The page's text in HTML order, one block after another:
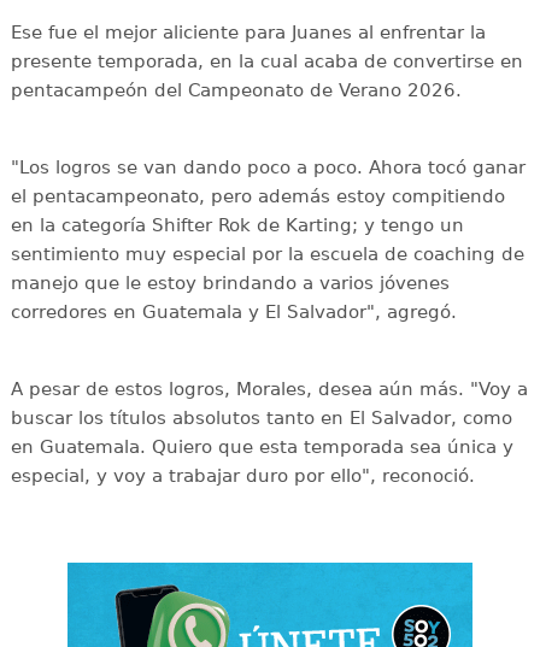
Ese fue el mejor aliciente para Juanes al enfrentar la
presente temporada, en la cual acaba de convertirse en
pentacampeón del Campeonato de Verano 2026.
"Los logros se van dando poco a poco. Ahora tocó ganar
el pentacampeonato, pero además estoy compitiendo
en la categoría Shifter Rok de Karting; y tengo un
sentimiento muy especial por la escuela de coaching de
manejo que le estoy brindando a varios jóvenes
corredores en Guatemala y El Salvador", agregó.
A pesar de estos logros, Morales, desea aún más. "Voy a
buscar los títulos absolutos tanto en El Salvador, como
en Guatemala. Quiero que esta temporada sea única y
especial, y voy a trabajar duro por ello", reconoció.